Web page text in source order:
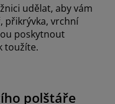
udělat, aby vám
přikrývka, vrchní
poskytnout
toužíte.
polštáře